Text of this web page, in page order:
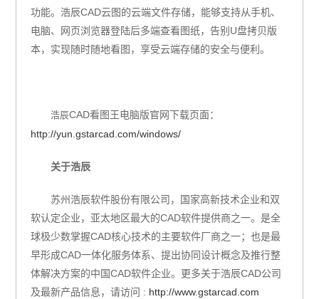
功能。浩辰CAD云图的云端文件存储，能够支持从手机、
电脑、网页浏览器登陆后多端查看图纸，告别 U盘拷贝版
本，实现随时随地看图，享受云端存储的安全与便利。
浩辰CAD看图王电脑版官网下载页面：
http://yun.gstarcad.com/windows/
关于浩辰
苏州浩辰软件股份有限公司，国家高新技术企业和双
软认定企业，亚太地区最大的CAD软件提供商之一。是全
球极少数掌握CAD核心技术的主要软件厂商之一；也是最
早形成CAD一体化服务体系、提出协同设计概念及推行整
体解决方案的中国CAD软件企业。更多关于浩辰CAD公司
及最新产品信息，请访问 : http://www.gstarcad.com